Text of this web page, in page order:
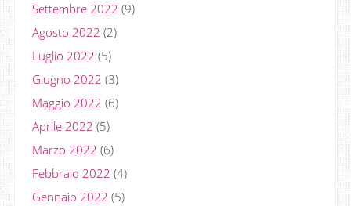
Settembre 2022 (9)
Agosto 2022 (2)
Luglio 2022 (5)
Giugno 2022 (3)
Maggio 2022 (6)
Aprile 2022 (5)
Marzo 2022 (6)
Febbraio 2022 (4)
Gennaio 2022 (5)